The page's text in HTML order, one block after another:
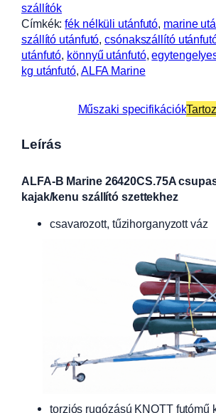
szállítók
Címkék:fék nélküli utánfutó marine
szállító utánfutó , csónakszállító
utánfutó könnyű utánfutó,
kg utánfutó, ALFA Marine
Műszaki specifikációk
Leírás
ALFA-B Marine 26420CS.75A
kajak/kenu szállító szettekhez
csavarozott, tűzihorganyzott váz
torziós rugózású KNOTT futómű